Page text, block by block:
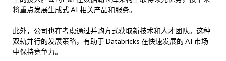
将重点发展生成式 AI 相关产品和服务。
此外，公司也在考虑通过并购方式获取新技术和人才团队。这种
双轨并行的发展策略，有助于 Databricks 在快速发展的 AI 市场
中保持竞争力。